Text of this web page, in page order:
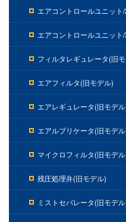
エアコントロールユニッ
エアコントロールユニッ
フィルタレギュレータ(旧
エアフィルタ(旧モデル)
エアレギュレータ(旧モデ
エアルブリケータ(旧モデ
マイクロフィルタ(旧モデ
残圧処理弁(旧モデル)
ミストセパレータ(旧モデ